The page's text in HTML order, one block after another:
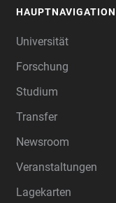
HAUPTNAVIGATION
Universität
Forschung
Studium
Transfer
Newsroom
Veranstaltungen
Lagekarten